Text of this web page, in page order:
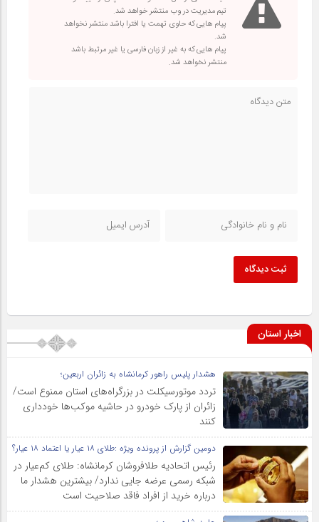
تیم مدیریت در وب منتشر خواهد شد.
پیام هایی که حاوی تهمت یا افترا باشد منتشر نخواهد
شد.
پیام هایی که به غیر از زبان فارسی یا غیر مرتبط باشد
منتشر نخواهد شد.
ثبت دیدگاه
اخبار استان
هشدار پلیس راهور کرمانشاه به زائران اربعین؛
تردد موتورسیکلت در بزرگراه‌های استان ممنوع است/
زائران از پارک خودرو در حاشیه موکب‌ها خودداری
کنند
دومین گزارش از پرونده ویژه :طلای ۱۸ عیار یا اعتماد ۱۸ عیار؟
رئیس اتحادیه طلافروشان کرمانشاه: طلای کم‌عیار در
شبکه رسمی عرضه جایی ندارد/ بیشترین هشدار ما
درباره خرید از افراد فاقد صلاحیت است